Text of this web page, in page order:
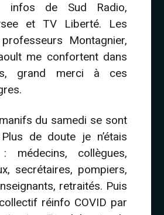
infos de Sud Radio,
et TV Liberté. Les
Montagnier,
me confortent dans
grand merci à ces
du samedi se sont
de doute je n’étais
médecins, collègues,
secrétaires, pompiers,
retraités. Puis
réinfo COVID par